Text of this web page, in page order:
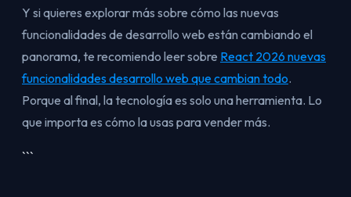
Y si quieres explorar más sobre cómo las nuevas
funcionalidades de desarrollo web están cambiando el
panorama, te recomiendo leer sobre React 2026 nuevas
funcionalidades desarrollo web que cambian todo.
Porque al final, la tecnología es solo una herramienta. Lo
que importa es cómo la usas para vender más.
```